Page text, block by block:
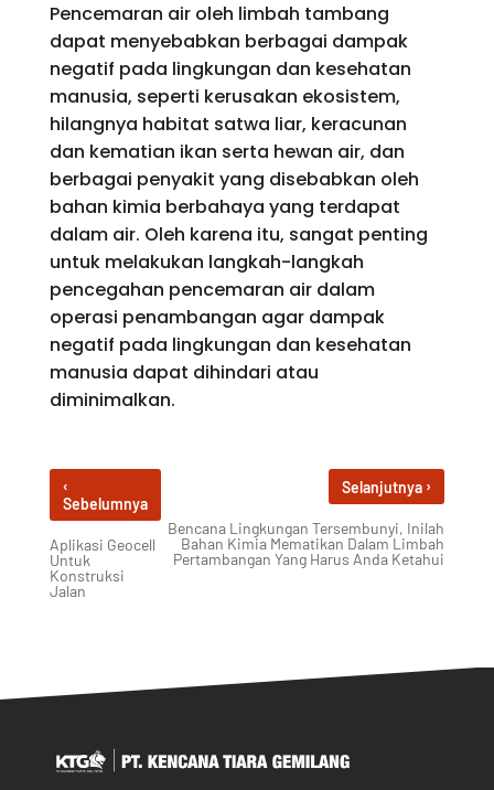
Pencemaran air oleh limbah tambang
dapat menyebabkan berbagai dampak
negatif pada lingkungan dan kesehatan
manusia, seperti kerusakan ekosistem,
hilangnya habitat satwa liar, keracunan
dan kematian ikan serta hewan air, dan
berbagai penyakit yang disebabkan oleh
bahan kimia berbahaya yang terdapat
dalam air. Oleh karena itu, sangat penting
untuk melakukan langkah-langkah
pencegahan pencemaran air dalam
operasi penambangan agar dampak
negatif pada lingkungan dan kesehatan
manusia dapat dihindari atau
diminimalkan.
‹
Sebelumnya
Aplikasi Geocell
Untuk
Konstruksi
Jalan
Selanjutnya ›
Bencana Lingkungan Tersembunyi, Inilah
Bahan Kimia Mematikan Dalam Limbah
Pertambangan Yang Harus Anda Ketahui